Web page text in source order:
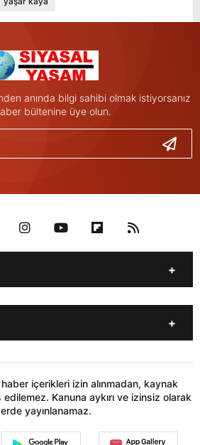
anında bilgi sahibi olmak istiyorsanız
bültenine üye olun.
Gündem
Stk
Dünya
Teknoloji
içerikleri izin alınmadan, kaynak
Kanuna aykırı ve izinsiz olarak
yayınlanamaz.